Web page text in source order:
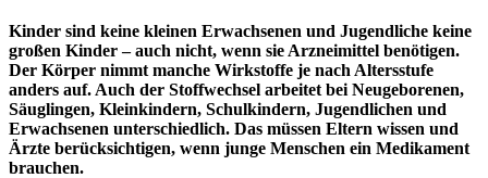
Kinder sind keine kleinen Erwachsenen und Jugendliche keine
großen Kinder – auch nicht, wenn sie Arzneimittel benötigen.
Der Körper nimmt manche Wirkstoffe je nach Altersstufe
anders auf. Auch der Stoffwechsel arbeitet bei Neugeborenen,
Säuglingen, Kleinkindern, Schulkindern, Jugendlichen und
Erwachsenen unterschiedlich. Das müssen Eltern wissen und
Ärzte berücksichtigen, wenn junge Menschen ein Medikament
brauchen.